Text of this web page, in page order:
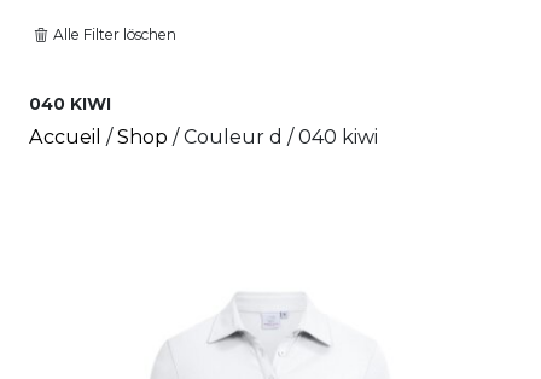
Alle Filter löschen
040 KIWI
Accueil /Shop / Couleur d / 040 kiwi